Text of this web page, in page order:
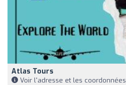
Atlas Tours
Voir l'adresse et les coordonnées